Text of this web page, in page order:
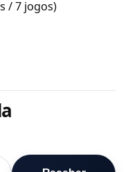
/ 7 jogos)